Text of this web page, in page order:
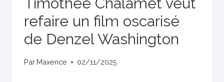
refaire un film oscarisé
de Denzel Washington
Par Maxence 02/11/2025